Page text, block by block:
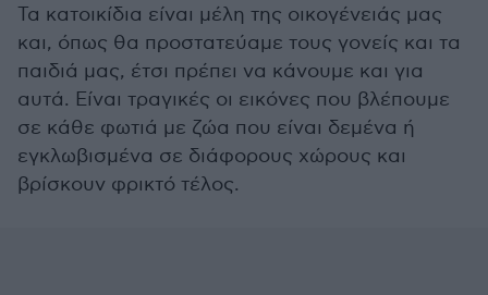
Τα κατοικίδια είναι μέλη της οικογένειάς μας
και, όπως θα προστατεύαμε τους γονείς και τα
παιδιά μας, έτσι πρέπει να κάνουμε και για
αυτά. Είναι τραγικές οι εικόνες που βλέπουμε
σε κάθε φωτιά με ζώα που είναι δεμένα ή
εγκλωβισμένα σε διάφορους χώρους και
βρίσκουν φρικτό τέλος.